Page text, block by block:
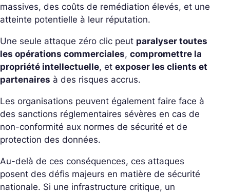
massives, des coûts de remédiation élevés, et une
atteinte potentielle à leur réputation.
Une seule attaque zéro clic peut paralyser toutes
les opérations commerciales, compromettre la
propriété intellectuelle, et exposer les clients et
partenaires à des risques accrus.
Les organisations peuvent également faire face à
des sanctions réglementaires sévères en cas de
non-conformité aux normes de sécurité et de
protection des données.
Au-delà de ces conséquences, ces attaques
posent des défis majeurs en matière de sécurité
nationale. Si une infrastructure critique, un